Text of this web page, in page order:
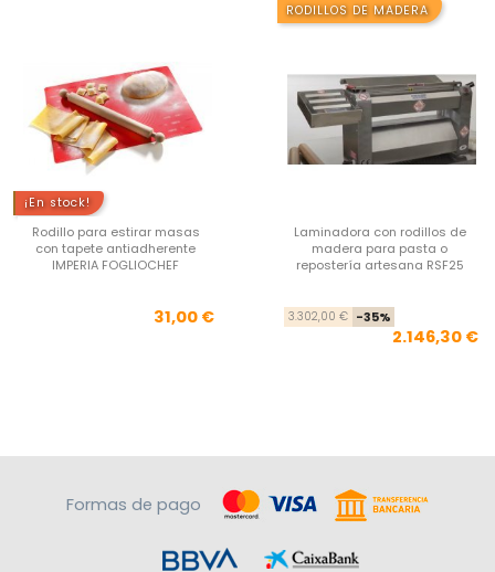
¡En stock!
Rodillo para estirar masas
con tapete antiadherente
IMPERIA FOGLIOCHEF
Precio
31,00 €
RODILLOS DE MADERA
Laminadora con rodillos de
madera para pasta o
repostería artesana RSF25
3.302,00 € -35%
2.146,30 €
Formas de pago